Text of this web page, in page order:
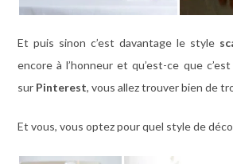
Et puis sinon c’est davantage le style
encore à l’honneur et qu’est-ce que
sur Pinterest, vous allez trouver bien de
Et vous, vous optez pour quel style de